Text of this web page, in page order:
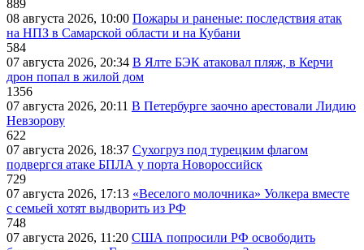
889
08 августа 2026, 10:00 Пожары и раненые: последствия атак
на НПЗ в Самарской области и на Кубани
584
07 августа 2026, 20:34 В Ялте БЭК атаковал пляж, в Керчи
дрон попал в жилой дом
1356
07 августа 2026, 20:11 В Петербурге заочно арестовали Лидию
Невзорову
622
07 августа 2026, 18:37 Сухогруз под турецким флагом
подвергся атаке БПЛА у порта Новороссийск
729
07 августа 2026, 17:13 «Веселого молочника» Уолкера вместе
с семьей хотят выдворить из РФ
748
07 августа 2026, 11:20 США попросили РФ освободить